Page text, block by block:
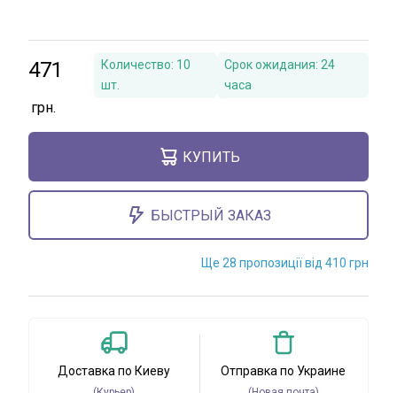
471 Количество: 10
шт.
Срок ожидания: 24
часа
КУПИТЬ
БЫСТРЫЙ ЗАКАЗ
Ще 28 пропозиції від 410 грн
Доставка по Киеву Отправка по Украине